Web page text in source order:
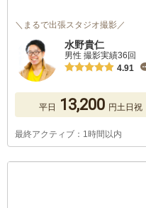
＼まるで出張スタジオ撮影／
水野貴仁
男性 撮影実績36回
4.91
平日 13,200 円土日祝
最終アクティブ：1時間以内